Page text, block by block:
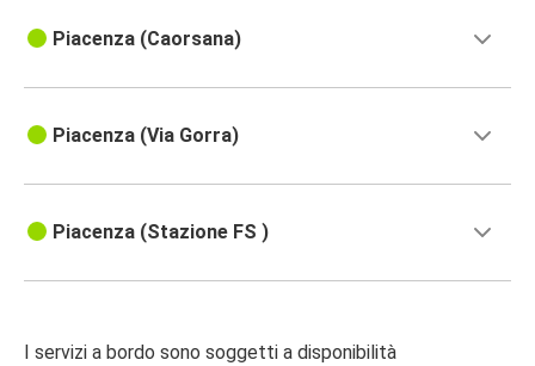
Piacenza (Caorsana)
Piacenza (Via Gorra)
Piacenza (Stazione FS )
I servizi a bordo sono soggetti a disponibilità